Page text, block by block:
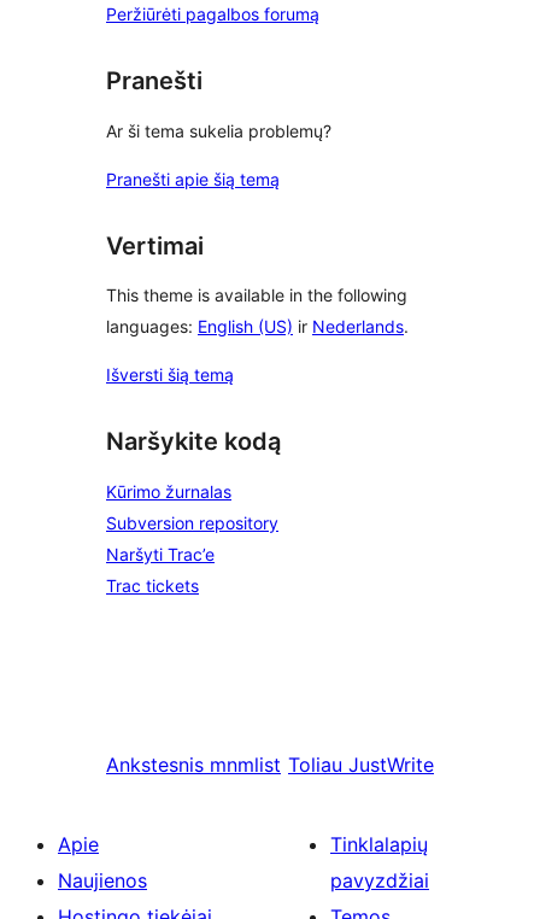
Peržiūrėti pagalbos forumą
Pranešti
Ar ši tema sukelia problemų?
Pranešti apie šią temą
Vertimai
This theme is available in the following
languages: English (US) ir Nederlands.
Išversti šią temą
Naršykite kodą
Kūrimo žurnalas
Subversion repository
Naršyti Trac’e
Trac tickets
Ankstesnis mnmlist Toliau JustWrite
Apie
Naujienos
Tinklalapių
pavyzdžiai